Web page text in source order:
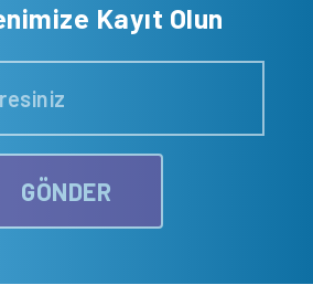
Kayıt Olun
GÖNDER